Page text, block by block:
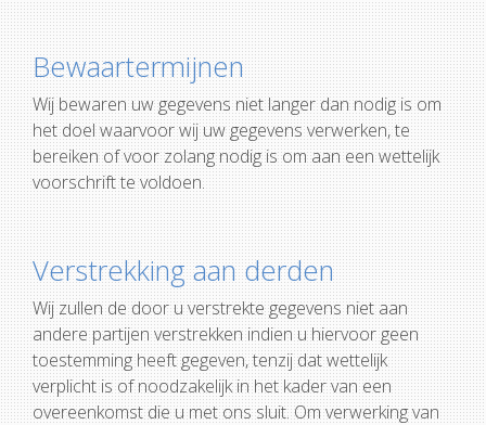
Bewaartermijnen
Wij bewaren uw gegevens niet langer dan nodig is om
het doel waarvoor wij uw gegevens verwerken, te
bereiken of voor zolang nodig is om aan een wettelijk
voorschrift te voldoen.
Verstrekking aan derden
Wij zullen de door u verstrekte gegevens niet aan
andere partijen verstrekken indien u hiervoor geen
toestemming heeft gegeven, tenzij dat wettelijk
verplicht is of noodzakelijk in het kader van een
overeenkomst die u met ons sluit. Om verwerking van